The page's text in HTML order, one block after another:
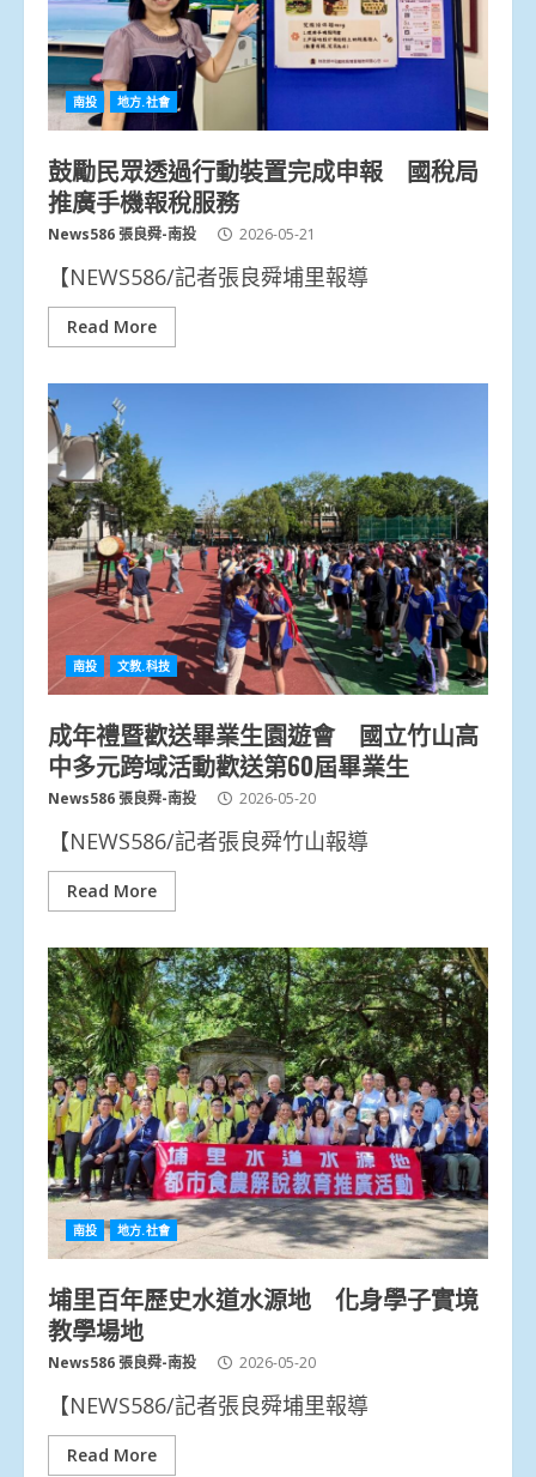
南投 地方.社會
鼓勵民眾透過行動裝置完成申報 國稅局
推廣手機報稅服務
News586 張良舜-南投 2026-05-21
【NEWS586/記者張良舜埔里報導
Read More
南投 文教.科技
成年禮暨歡送畢業生園遊會 國立竹山高
中多元跨域活動歡送第60屆畢業生
News586 張良舜-南投 2026-05-20
【NEWS586/記者張良舜竹山報導
Read More
南投 地方.社會
埔里百年歷史水道水源地 化身學子實境
教學場地
News586 張良舜-南投 2026-05-20
【NEWS586/記者張良舜埔里報導
Read More